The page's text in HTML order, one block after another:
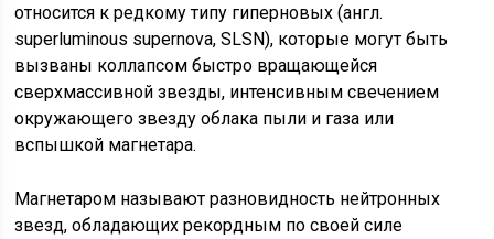
относится к редкому типу гиперновых (англ.
superluminous supernova, SLSN), которые могут быть
вызваны коллапсом быстро вращающейся
сверхмассивной звезды, интенсивным свечением
окружающего звезду облака пыли и газа или
вспышкой магнетара.
Магнетаром называют разновидность нейтронных
звезд, обладающих рекордным по своей силе